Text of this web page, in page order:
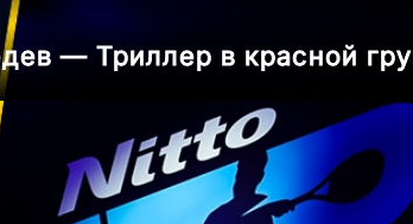
— Триллер в красной